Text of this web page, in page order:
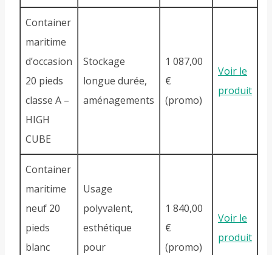
Container
maritime
d’occasion
20 pieds
classe A –
HIGH
CUBE
Stockage
longue durée,
aménagements
1 087,00
€
(promo)
Voir le
produit
Container
maritime
neuf 20
pieds
blanc
Usage
polyvalent,
esthétique
pour
1 840,00
€
(promo)
Voir le
produit